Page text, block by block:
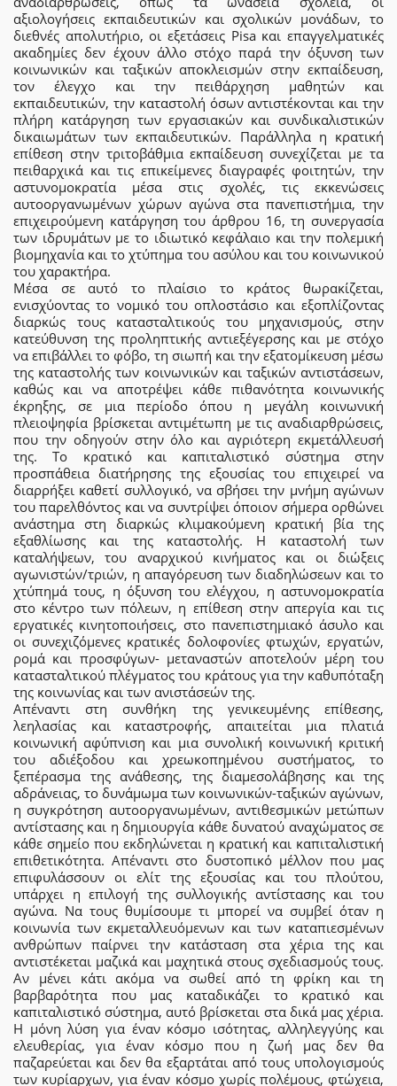
αξιολογήσεις εκπαιδευτικών και σχολικών μονάδων, το
διεθνές απολυτήριο, οι εξετάσεις Pisa και επαγγελματικές
ακαδημίες δεν έχουν άλλο στόχο παρά την όξυνση των
κοινωνικών και ταξικών αποκλεισμών στην εκπαίδευση,
τον έλεγχο και την πειθάρχηση μαθητών και
εκπαιδευτικών, την καταστολή όσων αντιστέκονται και την
πλήρη κατάργηση των εργασιακών και συνδικαλιστικών
δικαιωμάτων των εκπαιδευτικών. Παράλληλα η κρατική
επίθεση στην τριτοβάθμια εκπαίδευση συνεχίζεται με τα
πειθαρχικά και τις επικείμενες διαγραφές φοιτητών, την
αστυνομοκρατία μέσα στις σχολές, τις εκκενώσεις
αυτοοργανωμένων χώρων αγώνα στα πανεπιστήμια, την
επιχειρούμενη κατάργηση του άρθρου 16, τη συνεργασία
των ιδρυμάτων με το ιδιωτικό κεφάλαιο και την πολεμική
βιομηχανία και το χτύπημα του ασύλου και του κοινωνικού
του χαρακτήρα.
Μέσα σε αυτό το πλαίσιο το κράτος θωρακίζεται,
ενισχύοντας το νομικό του οπλοστάσιο και εξοπλίζοντας
διαρκώς τους κατασταλτικούς του μηχανισμούς, στην
κατεύθυνση της προληπτικής αντιεξέγερσης και με στόχο
να επιβάλλει το φόβο, τη σιωπή και την εξατομίκευση μέσω
της καταστολής των κοινωνικών και ταξικών αντιστάσεων,
καθώς και να αποτρέψει κάθε πιθανότητα κοινωνικής
έκρηξης, σε μια περίοδο όπου η μεγάλη κοινωνική
πλειοψηφία βρίσκεται αντιμέτωπη με τις αναδιαρθρώσεις,
που την οδηγούν στην όλο και αγριότερη εκμετάλλευσή
της. Το κρατικό και καπιταλιστικό σύστημα στην
προσπάθεια διατήρησης της εξουσίας του επιχειρεί να
διαρρήξει καθετί συλλογικό, να σβήσει την μνήμη αγώνων
του παρελθόντος και να συντρίψει όποιον σήμερα ορθώνει
ανάστημα στη διαρκώς κλιμακούμενη κρατική βία της
εξαθλίωσης και της καταστολής. Η καταστολή των
καταλήψεων, του αναρχικού κινήματος και οι διώξεις
αγωνιστών/τριών, η απαγόρευση των διαδηλώσεων και το
χτύπημά τους, η όξυνση του ελέγχου, η αστυνομοκρατία
στο κέντρο των πόλεων, η επίθεση στην απεργία και τις
εργατικές κινητοποιήσεις, στο πανεπιστημιακό άσυλο και
οι συνεχιζόμενες κρατικές δολοφονίες φτωχών, εργατών,
ρομά και προσφύγων- μεταναστών αποτελούν μέρη του
κατασταλτικού πλέγματος του κράτους για την καθυπόταξη
της κοινωνίας και των ανιστάσεών της.
Απέναντι στη συνθήκη της γενικευμένης επίθεσης,
λεηλασίας και καταστροφής, απαιτείται μια πλατιά
κοινωνική αφύπνιση και μια συνολική κοινωνική κριτική
του αδιέξοδου και χρεωκοπημένου συστήματος, το
ξεπέρασμα της ανάθεσης, της διαμεσολάβησης και της
αδράνειας, το δυνάμωμα των κοινωνικών-ταξικών αγώνων,
η συγκρότηση αυτοοργανωμένων, αντιθεσμικών μετώπων
αντίστασης και η δημιουργία κάθε δυνατού αναχώματος σε
κάθε σημείο που εκδηλώνεται η κρατική και καπιταλιστική
επιθετικότητα. Απέναντι στο δυστοπικό μέλλον που μας
επιφυλάσσουν οι ελίτ της εξουσίας και του πλούτου,
υπάρχει η επιλογή της συλλογικής αντίστασης και του
αγώνα. Να τους θυμίσουμε τι μπορεί να συμβεί όταν η
κοινωνία των εκμεταλλευόμενων και των καταπιεσμένων
ανθρώπων παίρνει την κατάσταση στα χέρια της και
αντιστέκεται μαζικά και μαχητικά στους σχεδιασμούς τους.
Αν μένει κάτι ακόμα να σωθεί από τη φρίκη και τη
βαρβαρότητα που μας καταδικάζει το κρατικό και
καπιταλιστικό σύστημα, αυτό βρίσκεται στα δικά μας χέρια.
Η μόνη λύση για έναν κόσμο ισότητας, αλληλεγγύης και
ελευθερίας, για έναν κόσμο που η ζωή μας δεν θα
παζαρεύεται και δεν θα εξαρτάται από τους υπολογισμούς
των κυρίαρχων, για έναν κόσμο χωρίς πολέμους, φτώχεια,